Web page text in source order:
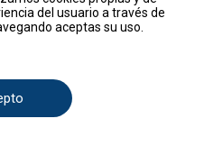
Medios.
reservados.
del usuario a través de
aceptas su uso.